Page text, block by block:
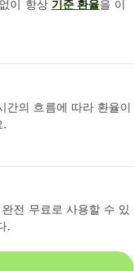
이 항상 기준 환율을 이
간의 흐름에 따라 환율이
.
전 무료로 사용할 수 있
.